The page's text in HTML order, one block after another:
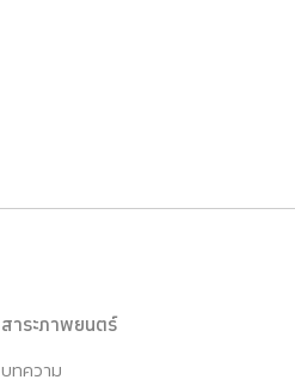
สาระภาพยนตร์
บทความ